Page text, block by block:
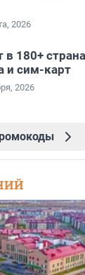
2026
в 180+
и сим-карт
2026